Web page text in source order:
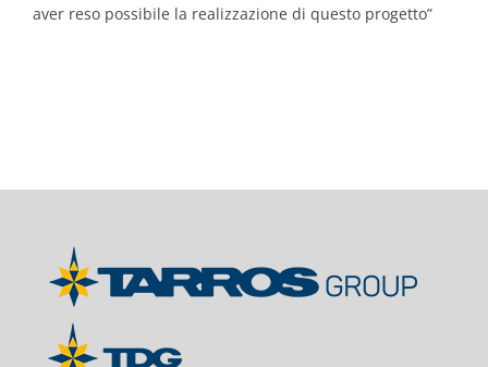
aver reso possibile la realizzazione di questo progetto”